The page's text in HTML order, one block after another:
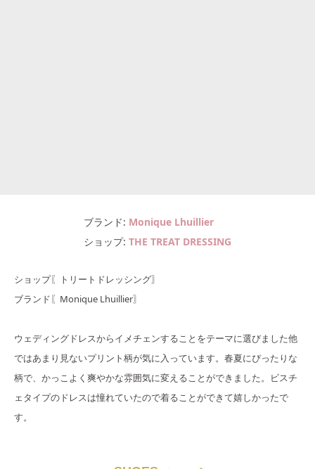
ブランド Monique Lhuillier
ショップ THE TREAT DRESSING
ショップ〖トリートドレッシング〗
ブランド〖Monique Lhuillier〗
ウェディングドレスからイメチェンすることをテーマに選びました他
ではあまり見ないプリント柄が気に入っています。春夏にぴったりな
柄で、かっこよく爽やかな雰囲気に変えることができました。ビスチ
ェタイプのドレスは憧れていたので着ることができて嬉しかったで
す。